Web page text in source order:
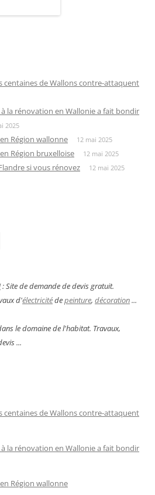
centaines de Wallons contre-attaquent
la rénovation en Wallonie a fait bondir
2025
Région wallonne 12 mai 2025
Région bruxelloise 12 mai 2025
si vous rénovez 12 mai 2025
: Site de demande de devis gratuit.
d'électricitédepeinture, décoration...
le domaine de l'habitat. Travaux,
...
centaines de Wallons contre-attaquent
la rénovation en Wallonie a fait bondir
Région wallonne